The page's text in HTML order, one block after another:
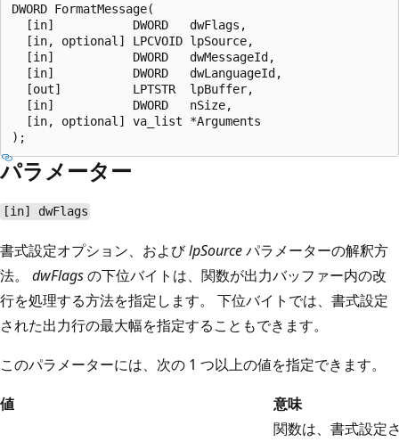
DWORD FormatMessage(
  [in]           DWORD   dwFlags,
  [in, optional] LPCVOID lpSource,
  [in]           DWORD   dwMessageId,
  [in]           DWORD   dwLanguageId,
  [out]          LPTSTR  lpBuffer,
  [in]           DWORD   nSize,
  [in, optional] va_list *Arguments
パラメーター
[in] dwFlags
書式設定オプション、およびlpSourceパラメーターの解釈方
法。 dwFlagsの下位バイトは、関数が出力バッファー内の改
行を処理する方法を指定します。 下位バイトでは、書式設定
された出力行の最大幅を指定することもできます。
このパラメーターには、次の 1 つ以上の値を指定できます。
値
意味
関数は、書式設定